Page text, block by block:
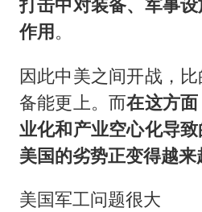
打击中对装备、军事
作用。
因此中美之间开战，
备能更上。而在这方
业化和产业空心化导致
美国的劣势正变得越来
美国军工问题很大